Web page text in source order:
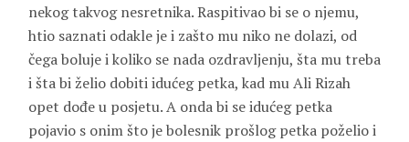
nekog takvog nesretnika. Raspitivao bi se o njemu,
htio saznati odakle je i zašto mu niko ne dolazi, od
čega boluje i koliko se nada ozdravljenju, šta mu treba
i šta bi želio dobiti idućeg petka, kad mu Ali Rizah
opet dođe u posjetu. A onda bi se idućeg petka
pojavio s onim što je bolesnik prošlog petka poželio i